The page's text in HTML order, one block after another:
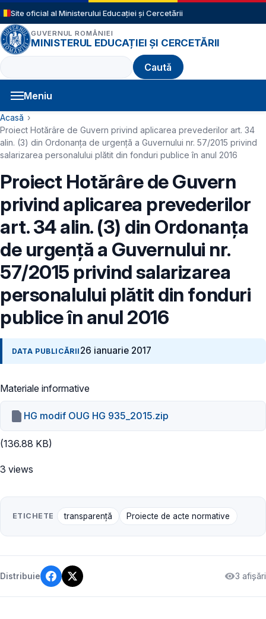
Sari la conținutul principal
Site oficial al Ministerului Educației și Cercetării
GUVERNUL ROMÂNIEI
MINISTERUL EDUCAȚIEI ȘI CERCETĂRII
Caută
Meniu
Navigație principală
Cale de navigare
Acasă
Proiect Hotărâre de Guvern privind aplicarea prevederilor art. 34
alin. (3) din Ordonanța de urgenţă a Guvernului nr. 57/2015 privind
salarizarea personalului plătit din fonduri publice în anul 2016
Proiect Hotărâre de Guvern
privind aplicarea prevederilor
art. 34 alin. (3) din Ordonanța
de urgenţă a Guvernului nr.
57/2015 privind salarizarea
personalului plătit din fonduri
publice în anul 2016
DATA PUBLICĂRII 26 ianuarie 2017
Materiale informative
HG modif OUG HG 935_2015.zip
(136.88 KB)
3 views
ETICHETE transparenţă Proiecte de acte normative
Distribuie 3 afișări